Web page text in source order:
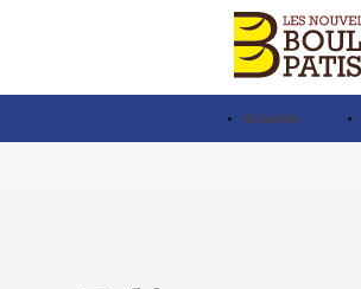
Actualités